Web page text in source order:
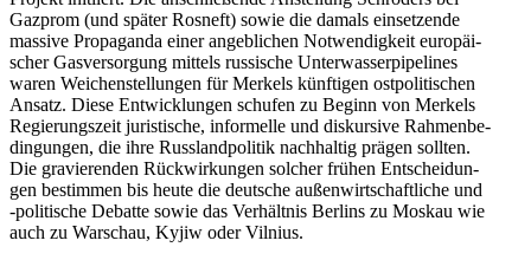
Gazprom (und später Rosneft) sowie die damals ein­set­zende
massive Pro­pa­ganda einer angeb­li­chen Not­wen­dig­keit euro­päi­
scher Gas­ver­sor­gung mittels rus­si­sche Unter­was­ser­pipe­lines
waren Wei­chen­stel­lun­gen für Merkels künf­ti­gen ost­po­li­ti­schen
Ansatz. Diese Ent­wick­lun­gen schufen zu Beginn von Merkels
Regie­rungs­zeit juris­ti­sche, infor­melle und dis­kur­sive Rah­men­be­
din­gun­gen, die ihre Russ­land­po­li­tik nach­hal­tig prägen sollten.
Die gra­vie­ren­den Rück­wir­kun­gen solcher frühen Ent­schei­dun­
gen bestim­men bis heute die deut­sche außen­wirt­schaft­li­che und
‑poli­ti­sche Debatte sowie das Ver­hält­nis Berlins zu Moskau wie
auch zu War­schau, Kyjiw oder Vilnius.